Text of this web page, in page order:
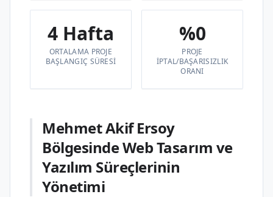
4 Hafta
ORTALAMA PROJE
BAŞLANGIÇ SÜRESI
%0
PROJE
IPTAL/BAŞARISIZLIK
ORANI
Mehmet Akif Ersoy
Bölgesinde Web Tasarım ve
Yazılım Süreçlerinin
Yönetimi